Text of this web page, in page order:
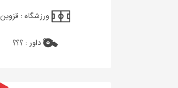
ورزشگاه :قزوین
داور :؟؟؟